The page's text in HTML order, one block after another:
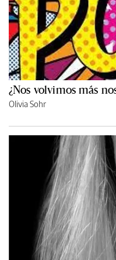
¿Nos volvimos más
Olivia Sohr